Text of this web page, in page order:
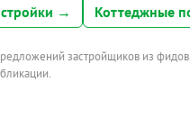
→ Коттеджные
застройщиков из